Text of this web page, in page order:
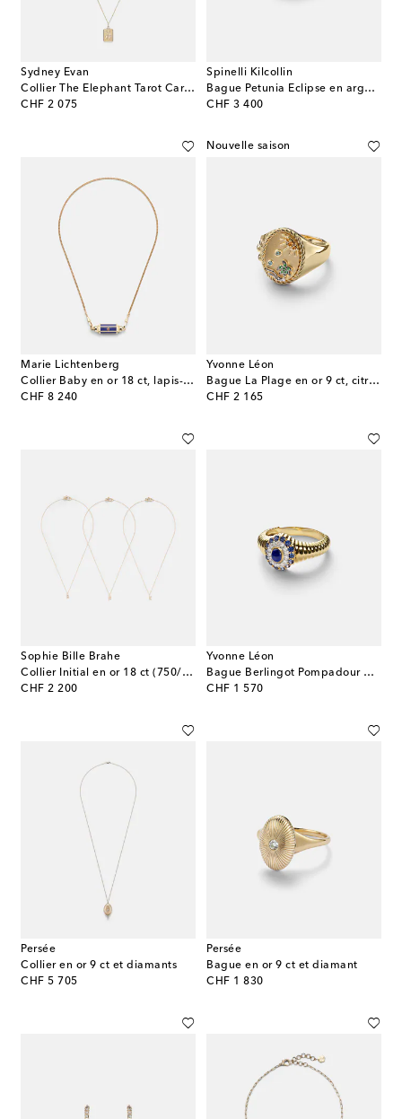
Sydney Evan
Collier The Elephant Tarot Card en or 14 ct et diamants
CHF 2 075
original price
Spinelli Kilcollin
Bague Petunia Eclipse en argent sterling et or 18 ct
CHF 3 400
original price
Marie Lichtenberg
Collier Baby en or 18 ct, lapis-lazuli et rubis
CHF 8 240
original price
Nouvelle saison
Yvonne Léon
Bague La Plage en or 9 ct, citrines, topazes et tsavorites
CHF 2 165
original price
Sophie Bille Brahe
Collier Initial en or 18 ct (750/1000) et diamants
CHF 2 200
original price
Yvonne Léon
Bague Berlingot Pompadour Baby en or 9 ct, diamats, lapis-lazuli et saphirs
CHF 1 570
original price
Persée
Collier en or 9 ct et diamants
CHF 5 705
original price
Persée
Bague en or 9 ct et diamant
CHF 1 830
original price